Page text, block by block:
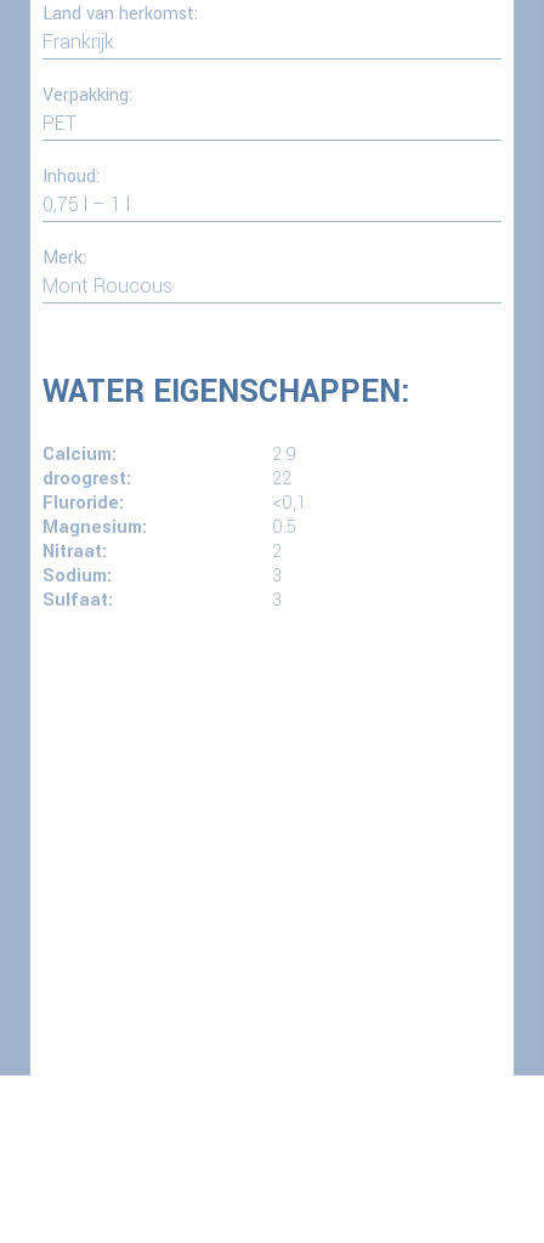
Land van herkomst:
Frankrijk
Verpakking:
PET
Inhoud:
0,75 l – 1 l
Merk:
Mont Roucous
WATER EIGENSCHAPPEN:
Calcium:
2.9
droogrest:
22
Fluroride:
<0,1
Magnesium:
0.5
Nitraat:
2
Sodium:
3
Sulfaat:
3